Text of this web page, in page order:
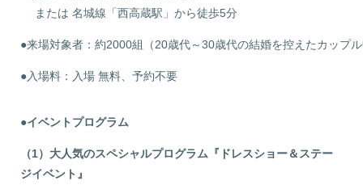
または 名城線「西高蔵駅」から徒歩5分
●来場対象者：約2000組（20歳代～30歳代の結婚を控えたカップ
●入場料：入場 無料、予約不要
●イベントプログラム
（1）大人気のスペシャルプログラム『ドレスショー＆ステー
ジイベント』